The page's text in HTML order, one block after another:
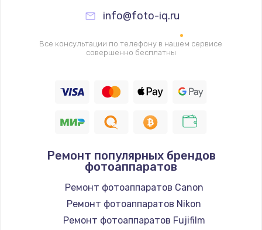
Замена термопредохранителя
700 руб.
Заказать
2500 руб.
1400 руб.
Заказать
Замена / ремонт электронного модуля
управления
info@foto-iq.ru
Все консультации по телефону в нашем сервисе
совершенно бесплатны
Ремонт популярных брендов
фотоаппаратов
Ремонт фотоаппаратов Canon
Ремонт фотоаппаратов Nikon
Ремонт фотоаппаратов Fujifilm